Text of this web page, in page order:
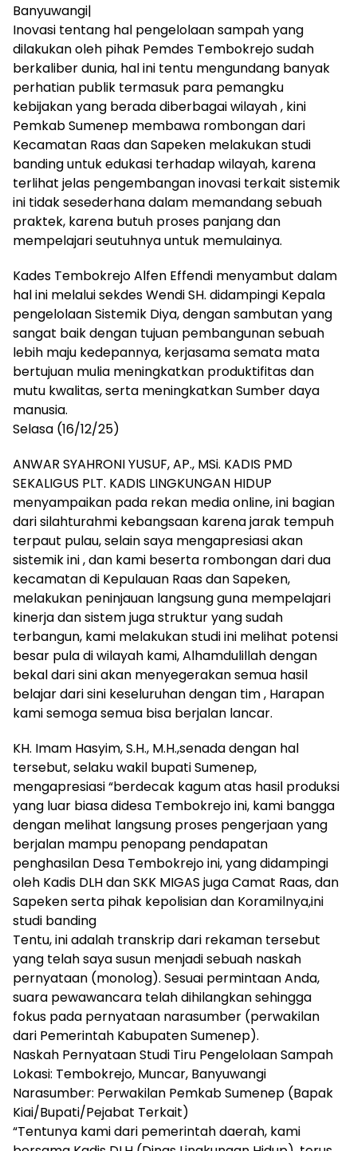
Banyuwangi|
Inovasi tentang hal pengelolaan sampah yang
dilakukan oleh pihak Pemdes Tembokrejo sudah
berkaliber dunia, hal ini tentu mengundang banyak
perhatian publik termasuk para pemangku
kebijakan yang berada diberbagai wilayah , kini
Pemkab Sumenep membawa rombongan dari
Kecamatan Raas dan Sapeken melakukan studi
banding untuk edukasi terhadap wilayah, karena
terlihat jelas pengembangan inovasi terkait sistemik
ini tidak sesederhana dalam memandang sebuah
praktek, karena butuh proses panjang dan
mempelajari seutuhnya untuk memulainya.
Kades Tembokrejo Alfen Effendi menyambut dalam
hal ini melalui sekdes Wendi SH. didampingi Kepala
pengelolaan Sistemik Diya, dengan sambutan yang
sangat baik dengan tujuan pembangunan sebuah
lebih maju kedepannya, kerjasama semata mata
bertujuan mulia meningkatkan produktifitas dan
mutu kwalitas, serta meningkatkan Sumber daya
manusia.
Selasa (16/12/25)
ANWAR SYAHRONI YUSUF, AP., MSi. KADIS PMD
SEKALIGUS PLT. KADIS LINGKUNGAN HIDUP
menyampaikan pada rekan media online, ini bagian
dari silahturahmi kebangsaan karena jarak tempuh
terpaut pulau, selain saya mengapresiasi akan
sistemik ini , dan kami beserta rombongan dari dua
kecamatan di Kepulauan Raas dan Sapeken,
melakukan peninjauan langsung guna mempelajari
kinerja dan sistem juga struktur yang sudah
terbangun, kami melakukan studi ini melihat potensi
besar pula di wilayah kami, Alhamdulillah dengan
bekal dari sini akan menyegerakan semua hasil
belajar dari sini keseluruhan dengan tim , Harapan
kami semoga semua bisa berjalan lancar.
KH. Imam Hasyim, S.H., M.H.,senada dengan hal
tersebut, selaku wakil bupati Sumenep,
mengapresiasi “berdecak kagum atas hasil produksi
yang luar biasa didesa Tembokrejo ini, kami bangga
dengan melihat langsung proses pengerjaan yang
berjalan mampu penopang pendapatan
penghasilan Desa Tembokrejo ini, yang didampingi
oleh Kadis DLH dan SKK MIGAS juga Camat Raas, dan
Sapeken serta pihak kepolisian dan Koramilnya,ini
studi banding
Tentu, ini adalah transkrip dari rekaman tersebut
yang telah saya susun menjadi sebuah naskah
pernyataan (monolog). Sesuai permintaan Anda,
suara pewawancara telah dihilangkan sehingga
fokus pada pernyataan narasumber (perwakilan
dari Pemerintah Kabupaten Sumenep).
Naskah Pernyataan Studi Tiru Pengelolaan Sampah
Lokasi: Tembokrejo, Muncar, Banyuwangi
Narasumber: Perwakilan Pemkab Sumenep (Bapak
Kiai/Bupati/Pejabat Terkait)
“Tentunya kami dari pemerintah daerah, kami